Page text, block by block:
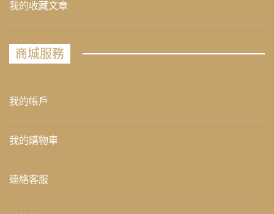
我的收藏文章
商城服務
我的帳戶
我的購物車
連絡客服